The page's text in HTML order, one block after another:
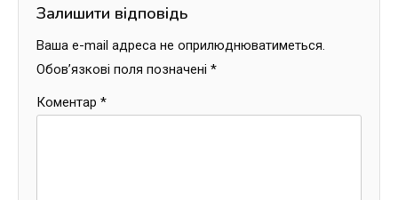
Залишити відповідь
Ваша e-mail адреса не оприлюднюватиметься.
Обов’язкові поля позначені *
Коментар *